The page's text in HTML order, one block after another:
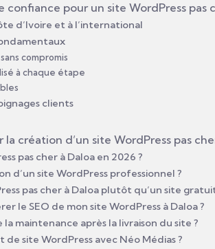
pour un site WordPress pas
d’Ivoire et à l’international
compromis
à chaque étape
clients
création d’un site WordPress pas
pas cher à Daloa en 2026 ?
d’un site WordPress professionnel ?
pas cher à Daloa plutôt qu’un site
le SEO de mon site WordPress à Daloa ?
maintenance après la livraison du site ?
site WordPress avec Néo Médias ?